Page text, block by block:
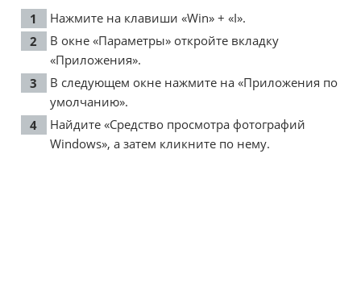
Нажмите на клавиши «Win» + «I».
В окне «Параметры» откройте вкладку
«Приложения».
В следующем окне нажмите на «Приложения по
умолчанию».
Найдите «Средство просмотра фотографий
Windows», а затем кликните по нему.